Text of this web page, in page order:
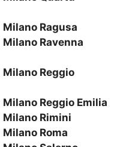
Milano Ragusa
Milano Ravenna
Milano Reggio
Milano Reggio Emilia
Milano Rimini
Milano Roma